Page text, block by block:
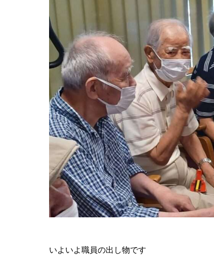
いよいよ職員の出し物です